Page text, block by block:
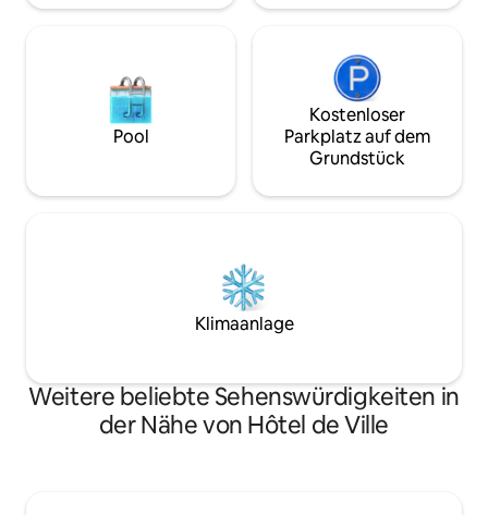
Pool
Kostenloser
Parkplatz auf dem
Grundstück
Klimaanlage
Weitere beliebte Sehenswürdigkeiten in
der Nähe von Hôtel de Ville